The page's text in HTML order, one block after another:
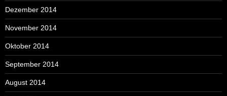
Dezember 2014
November 2014
Oktober 2014
September 2014
August 2014